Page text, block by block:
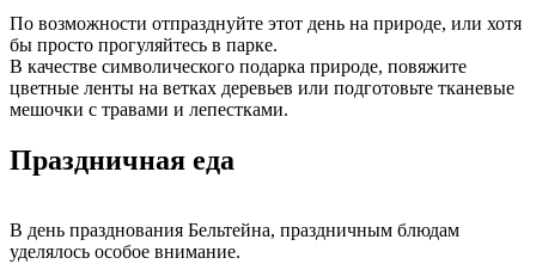
По возможности отпразднуйте этот день на природе, или хотя
бы просто прогуляйтесь в парке.
В качестве символического подарка природе, повяжите
цветные ленты на ветках деревьев или подготовьте тканевые
мешочки с травами и лепестками.
Праздничная еда
В день празднования Бельтейна, праздничным блюдам
уделялось особое внимание.